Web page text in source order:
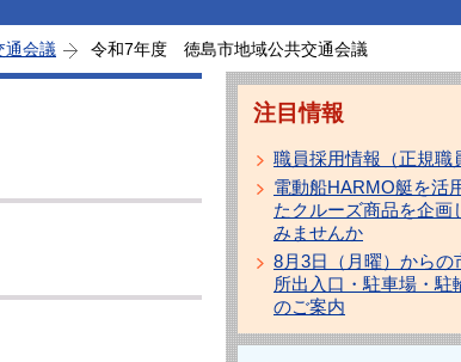
通会議 令和7年度 徳島市地域公共交通会議
注目情報
職員採用情報（正規職
電動船HARMO艇を活
たクルーズ商品を企画
みませんか
8月3日（月曜）からの
所出入口・駐車場・駐
のご案内